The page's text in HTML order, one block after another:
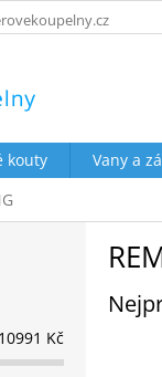
kouty Vany a
10991 Kč